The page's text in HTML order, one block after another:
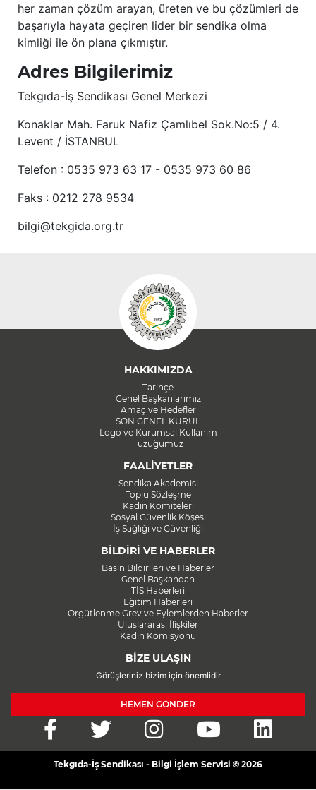
her zaman çözüm arayan, üreten ve bu çözümleri de
başarıyla hayata geçiren lider bir sendika olma
kimliği ile ön plana çıkmıştır.
Adres Bilgilerimiz
Tekgıda-İş Sendikası Genel Merkezi
Konaklar Mah. Faruk Nafiz Çamlıbel Sok.No:5 / 4.
Levent / İSTANBUL
Telefon : 0535 973 63 17 - 0535 973 60 86
Faks : 0212 278 9534
bilgi@tekgida.org.tr
HAKKIMIZDA
Tarihçe
Genel Başkanlarımız
Amaç ve Hedefler
SON GENEL KURUL
Logo ve Kurumsal Kullanım
Tüzüğümüz
FAALİYETLER
Sendika Akademisi
Toplu Sözleşme
Kadın Komiteleri
Sosyal Güvenlik Köşesi
İş Sağlığı ve Güvenliği
BİLDİRİ VE HABERLER
Basın Bildirileri ve Haberler
Genel Başkandan
TİS Haberleri
Eğitim Haberleri
Örgütlenme Grev ve Eylemlerden Haberler
Uluslararası İlişkiler
Kadın Komisyonu
BİZE ULAŞIN
Görüşleriniz bizim için önemlidir
HEMEN GÖNDER
Tekgıda-İş Sendikası - Bilgi İşlem Servisi © 2026